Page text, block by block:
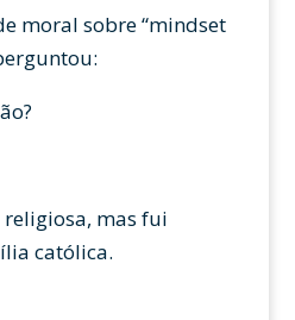
moral sobre “mindset
religiosa, mas fui
católica.